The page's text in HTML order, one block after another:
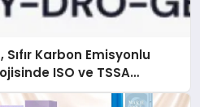
Karbon Emisyonlu
ISO ve TSSA